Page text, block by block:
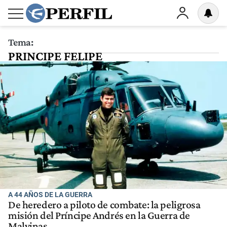
Tema:
PRINCIPE FELIPE
A 44 AÑOS DE LA GUERRA
De heredero a piloto de combate: la peligrosa
misión del Príncipe Andrés en la Guerra de